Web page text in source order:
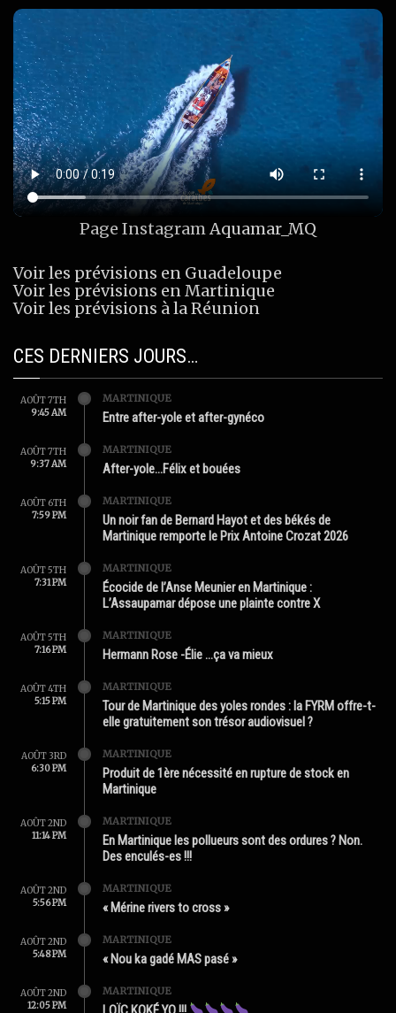
Page InstagramAquamar_MQ
Voir les prévisions en Guadeloupe
Voir les prévisions en Martinique
Voir les prévisions à la Réunion
CES DERNIERS JOURS…
AOÛT 7TH
9:45 AM
MARTINIQUE
Entre after-yole et after-gynéco
AOÛT 7TH
9:37 AM
MARTINIQUE
After-yole…Félix et bouées
AOÛT 6TH
7:59 PM
MARTINIQUE
Un noir fan de Bernard Hayot et des békés de
Martinique remporte le Prix Antoine Crozat 2026
AOÛT 5TH
7:31 PM
MARTINIQUE
Écocide de l’Anse Meunier en Martinique :
L’Assaupamar dépose une plainte contre X
AOÛT 5TH
7:16 PM
MARTINIQUE
Hermann Rose -Élie …ça va mieux
AOÛT 4TH
5:15 PM
MARTINIQUE
Tour de Martinique des yoles rondes : la FYRM offre-t-
elle gratuitement son trésor audiovisuel ?
AOÛT 3RD
6:30 PM
MARTINIQUE
Produit de 1ère nécessité en rupture de stock en
Martinique
AOÛT 2ND
11:14 PM
MARTINIQUE
En Martinique les pollueurs sont des ordures ? Non.
Des enculés-es !!!
AOÛT 2ND
5:56 PM
MARTINIQUE
« Mérine rivers to cross »
AOÛT 2ND
5:48 PM
MARTINIQUE
« Nou ka gadé MAS pasé »
AOÛT 2ND
12:05 PM
MARTINIQUE